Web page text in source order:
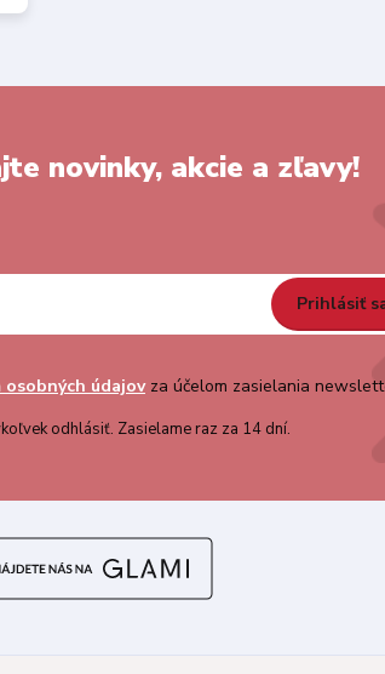
novinky, akcie a zľavy!
Prihlásiť
osobných údajovza účelom zasielania
odhlásiť. Zasielame raz za 14 dní.